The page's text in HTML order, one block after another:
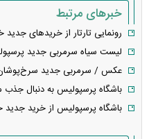
خبرهای مرتبط
رونمایی تارتار از خرید‌های
لیست سیاه سرمربی جدید
عکس / سرمربی جدید
باشگاه پرسپولیس به دنبال جذب
باشگاه پرسپولیس از خرید جدید